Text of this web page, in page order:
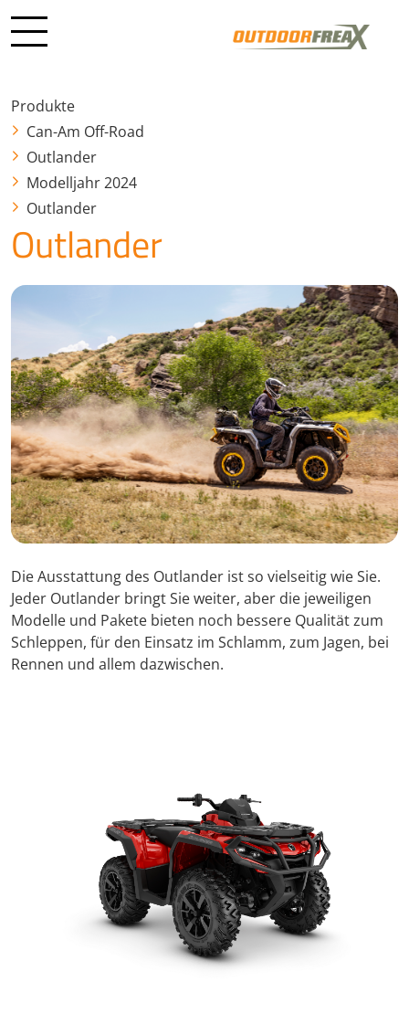
Produkte
Can-Am Off-Road
Outlander
Modelljahr 2024
Outlander
Outlander
Die Ausstattung des Outlander ist so vielseitig wie Sie.
Jeder Outlander bringt Sie weiter, aber die jeweiligen
Modelle und Pakete bieten noch bessere Qualität zum
Schleppen, für den Einsatz im Schlamm, zum Jagen, bei
Rennen und allem dazwischen.